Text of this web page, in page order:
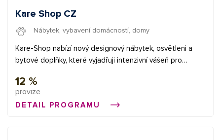
Kare Shop CZ
Nábytek, vybavení domácností, domy
Kare-Shop nabízí nový designový nábytek, osvětleni a
bytové doplňky, které vyjadřuji intenzivní vášeň pro
12 %
provize
DETAIL PROGRAMU